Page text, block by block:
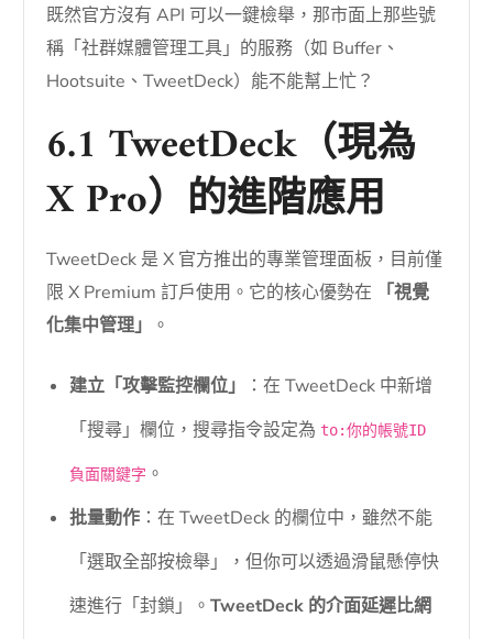
既然官方沒有 API 可以一鍵檢舉，那市面上那些號
稱「社群媒體管理工具」的服務（如 Buffer、
Hootsuite、TweetDeck）能不能幫上忙？
6.1 TweetDeck（現為
X Pro）的進階應用
TweetDeck 是 X 官方推出的專業管理面板，目前僅
限 X Premium 訂戶使用。它的核心優勢在
「視覺
化集中管理」
。
建立「攻擊監控欄位」
：在 TweetDeck 中新增
「搜尋」欄位，搜尋指令設定為 to:你的帳號ID
負面關鍵字 。
批量動作 ：在 TweetDeck 的欄位中，雖然不能
「選取全部按檢舉」，但你可以透過滑鼠懸停快
速進行「封鎖」。TweetDeck 的介面延遲比網